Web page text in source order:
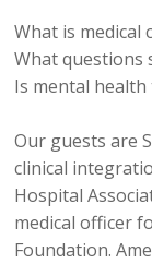
What is medical
What questions
Is mental
Our guests are
clinical
Hospital
medical officer
Foundation.